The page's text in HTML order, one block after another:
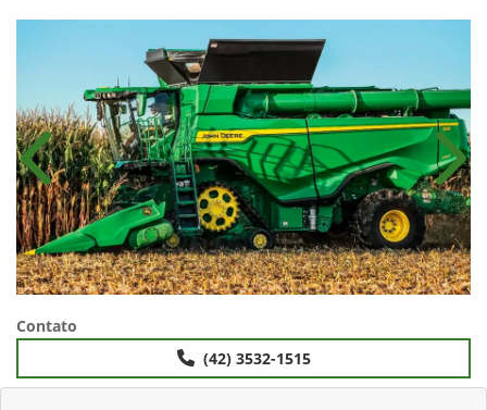
Anterior
Contato
(42) 3532-1515